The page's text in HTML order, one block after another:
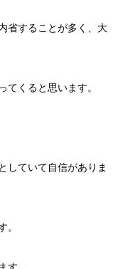
省することが多く、大
てくると思います。
していて自信がありま
。
す。